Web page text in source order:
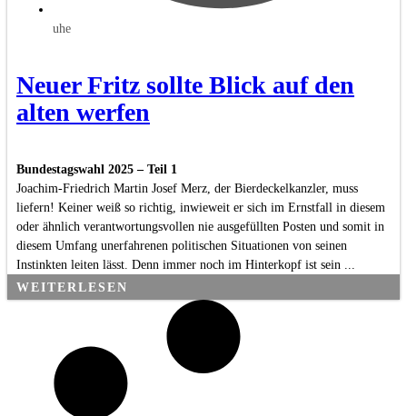
uhe
Neuer Fritz sollte Blick auf den
alten werfen
Bundestagswahl 2025 – Teil 1
Joachim-Friedrich Martin Josef Merz, der Bierdeckelkanzler, muss
liefern! Keiner weiß so richtig, inwieweit er sich im Ernstfall in diesem
oder ähnlich verantwortungsvollen nie ausgefüllten Posten und somit in
diesem Umfang unerfahrenen politischen Situationen von seinen
Instinkten leiten lässt. Denn immer noch im Hinterkopf ist sein ...
WEITERLESEN